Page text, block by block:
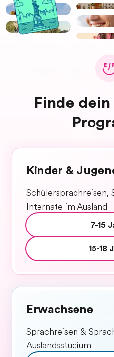
Finde
Kinder &
Schülersprachreisen,
Internate im Ausland
7-15
15-18
Erwachsene
Sprachreisen &
Auslandsstudium